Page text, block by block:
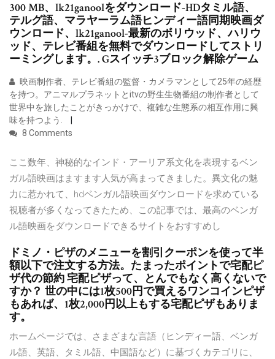
300 MB、lk21ganoolをダウンロード-HDタミル語、
テルグ語、マラヤーラム語ヒンディー語同期映画ダ
ウンロード、lk21ganool-最新のボリウッド、ハリウ
ッド、テレビ番組を無料でダウンロードしてストリ
ーミングします。. Gスイッチ3ブロック解除ゲーム
映画制作者、テレビ番組の監督・カメラマンとして25年の経歴
を持つ。アニマルプラネットとitvの野生生物番組の制作者として
世界中を旅したことがきっかけで、複雑な生態系の相互作用に興
味を持つよう.
8 Comments
ここ数年、神秘的なインド・アーリア系文化を表現するベン
ガル語映画はますます人気が高まってきました。異文化の魅
力に惹かれて、hdベンガル語映画ダウンロードを求めている
視聴者が多くなってきたため、この記事では、最高のベンガ
ル語映画をダウンロードできるサイトをおすすめし
ドミノ・ピザのメニューを割引クーポンを使って半
額以下で注文する方法。たまったポイントで宅配ピ
ザ代の節約 宅配ピザって、とんでもなく高くないで
すか？ 世の中には1枚500円で買えるワンコインピザ
もあれば、1枚2,000円以上もする宅配ピザもありま
す。
ホームページでは、さまざまな言語（ヒンディー語、ベンガ
ル語、英語、タミル語、中国語など）に基づくカテゴリに、